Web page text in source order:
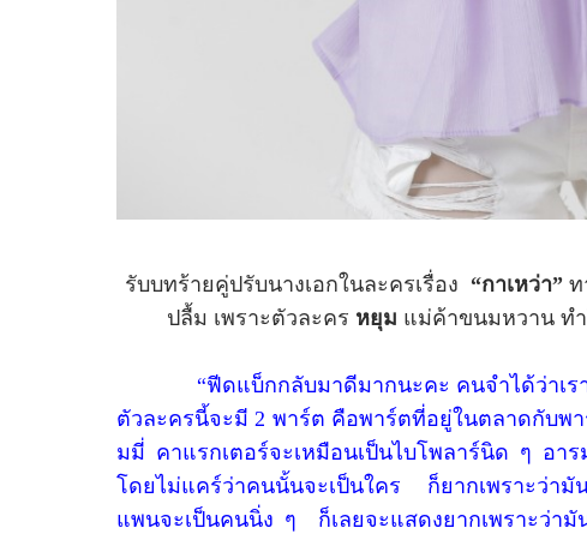
รับบทร้ายคู่ปรับนางเอกในละครเรื่อง “กาเหว่า” ท
ปลื้ม เพราะตัวละคร หยุม แม่ค้าขนมหวาน ท
“ฟีดแบ็กกลับมาดีมากนะคะ คนจำได้ว่าเร
ตัวละครนี้จะมี 2 พาร์ต คือพาร์ตที่อยู่ในตลาดกับพ
มมี่ คาแรกเตอร์จะเหมือนเป็นไบโพลาร์นิด ๆ อ
โดยไม่แคร์ว่าคนนั้นจะเป็นใคร ก็ยากเพราะว่า
แพนจะเป็นคนนิ่ง ๆ ก็เลยจะแสดงยากเพราะว่ามั